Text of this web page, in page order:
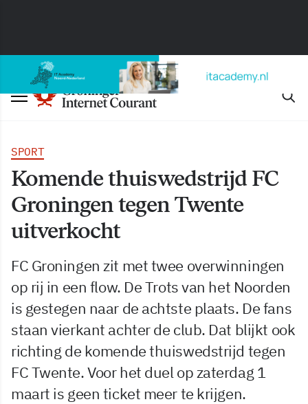
SPORT
Komende thuiswedstrijd FC
Groningen tegen Twente
uitverkocht
FC Groningen zit met twee overwinningen
op rij in een flow. De Trots van het Noorden
is gestegen naar de achtste plaats. De fans
staan vierkant achter de club. Dat blijkt ook
richting de komende thuiswedstrijd tegen
FC Twente. Voor het duel op zaterdag 1
maart is geen ticket meer te krijgen.